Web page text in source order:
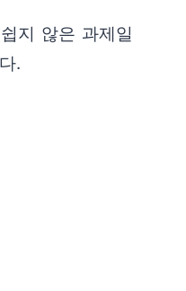
지 않은 과제일
.